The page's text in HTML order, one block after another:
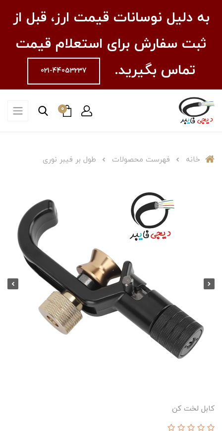
به دلیل نوسانات قیمت ارز، قبل از
ثبت سفارش برای استعلام قیمت
تماس بگیرید.
021-44053237
0
خانه فهرست محصولات طول بر فیبر نوری
کابل لخت کن